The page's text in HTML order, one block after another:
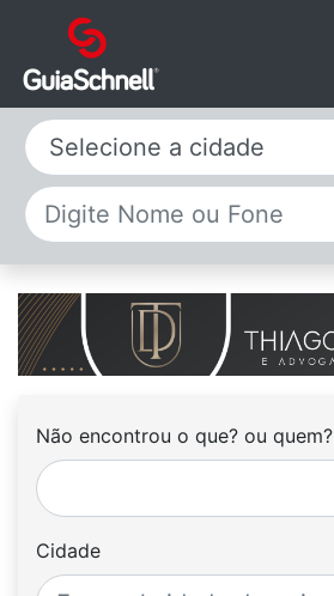
Selecione a cidade
Não encontrou o que? ou quem?
Cidade